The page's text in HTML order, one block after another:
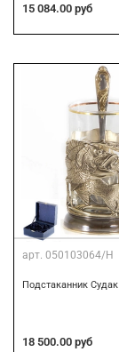
15 084.00 руб
арт. 050103064/Н
Подстаканник Судак
18 500.00 руб